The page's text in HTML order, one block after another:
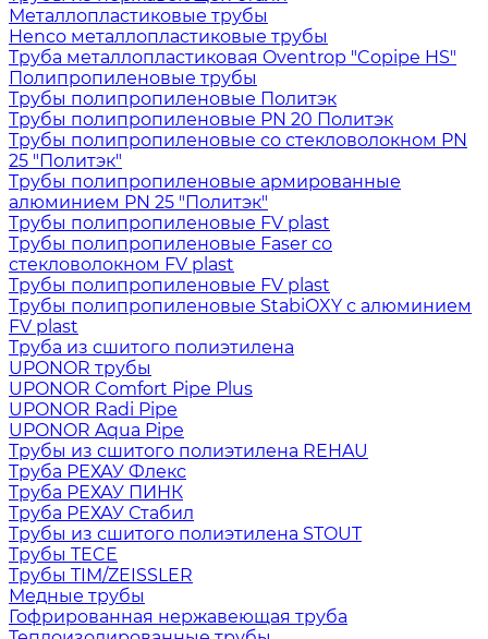
Металлопластиковые трубы
Henco металлопластиковые трубы
Труба металлопластиковая Oventrop "Copipe HS"
Полипропиленовые трубы
Трубы полипропиленовые Политэк
Трубы полипропиленовые PN 20 Политэк
Трубы полипропиленовые со стекловолокном PN
25 "Политэк"
Трубы полипропиленовые армированные
алюминием PN 25 "Политэк"
Трубы полипропиленовые FV plast
Трубы полипропиленовые Faser со
стекловолокном FV plast
Трубы полипропиленовые FV plast
Трубы полипропиленовые StabiOXY с алюминием
FV plast
Труба из сшитого полиэтилена
UPONOR трубы
UPONOR Comfort Pipe Plus
UPONOR Radi Pipe
UPONOR Aqua Pipe
Трубы из сшитого полиэтилена REHAU
Труба РЕХАУ Флекс
Труба РЕХАУ ПИНК
Труба РЕХАУ Стабил
Трубы из сшитого полиэтилена STOUT
Трубы TECE
Трубы TIM/ZEISSLER
Медные трубы
Гофрированная нержавеющая труба